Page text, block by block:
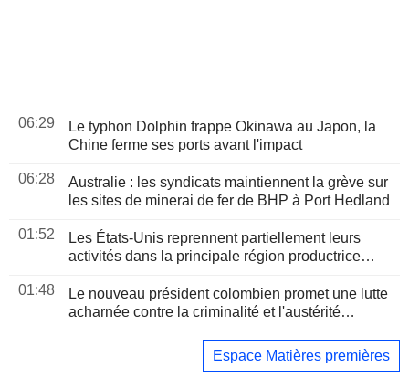
06:29
Le typhon Dolphin frappe Okinawa au Japon, la
Chine ferme ses ports avant l'impact
06:28
Australie : les syndicats maintiennent la grève sur
les sites de minerai de fer de BHP à Port Hedland
01:52
Les États-Unis reprennent partiellement leurs
activités dans la principale région productrice
01:48
Le nouveau président colombien promet une lutte
acharnée contre la criminalité et l'austérité
Espace Matières premières